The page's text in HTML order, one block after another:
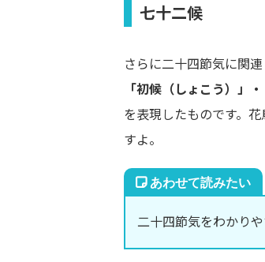
七十二候
さらに二十四節気に関連
「初候（しょこう）」
を表現したものです。
すよ。
二十四節気をわかり